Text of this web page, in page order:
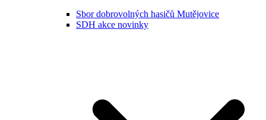
Sbor dobrovolných hasičů Mutějovice
SDH akce novinky